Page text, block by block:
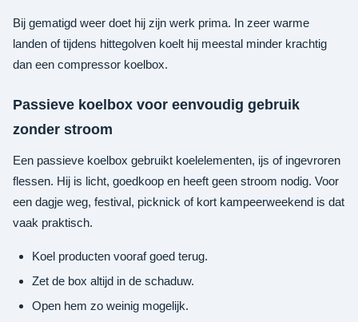
Bij gematigd weer doet hij zijn werk prima. In zeer warme
landen of tijdens hittegolven koelt hij meestal minder krachtig
dan een compressor koelbox.
Passieve koelbox voor eenvoudig gebruik
zonder stroom
Een passieve koelbox gebruikt koelelementen, ijs of ingevroren
flessen. Hij is licht, goedkoop en heeft geen stroom nodig. Voor
een dagje weg, festival, picknick of kort kampeerweekend is dat
vaak praktisch.
Koel producten vooraf goed terug.
Zet de box altijd in de schaduw.
Open hem zo weinig mogelijk.